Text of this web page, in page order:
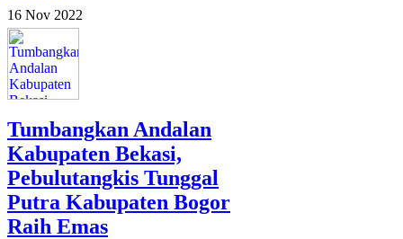
16 Nov 2022
Tumbangkan Andalan
Kabupaten Bekasi,
Pebulutangkis Tunggal
Putra Kabupaten Bogor
Raih Emas